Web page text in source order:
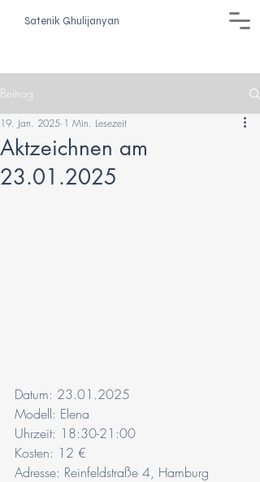
Satenik Ghulijanyan
Beitrag
Aktzeichnen am
23.01.2025
19. Jan. 2025 1 Min. Lesezeit
Datum: 23.01.2025
Modell: Elena
Uhrzeit: 18:30-21:00
Kosten: 12 €
Adresse: Reinfeldstraße 4, Hamburg